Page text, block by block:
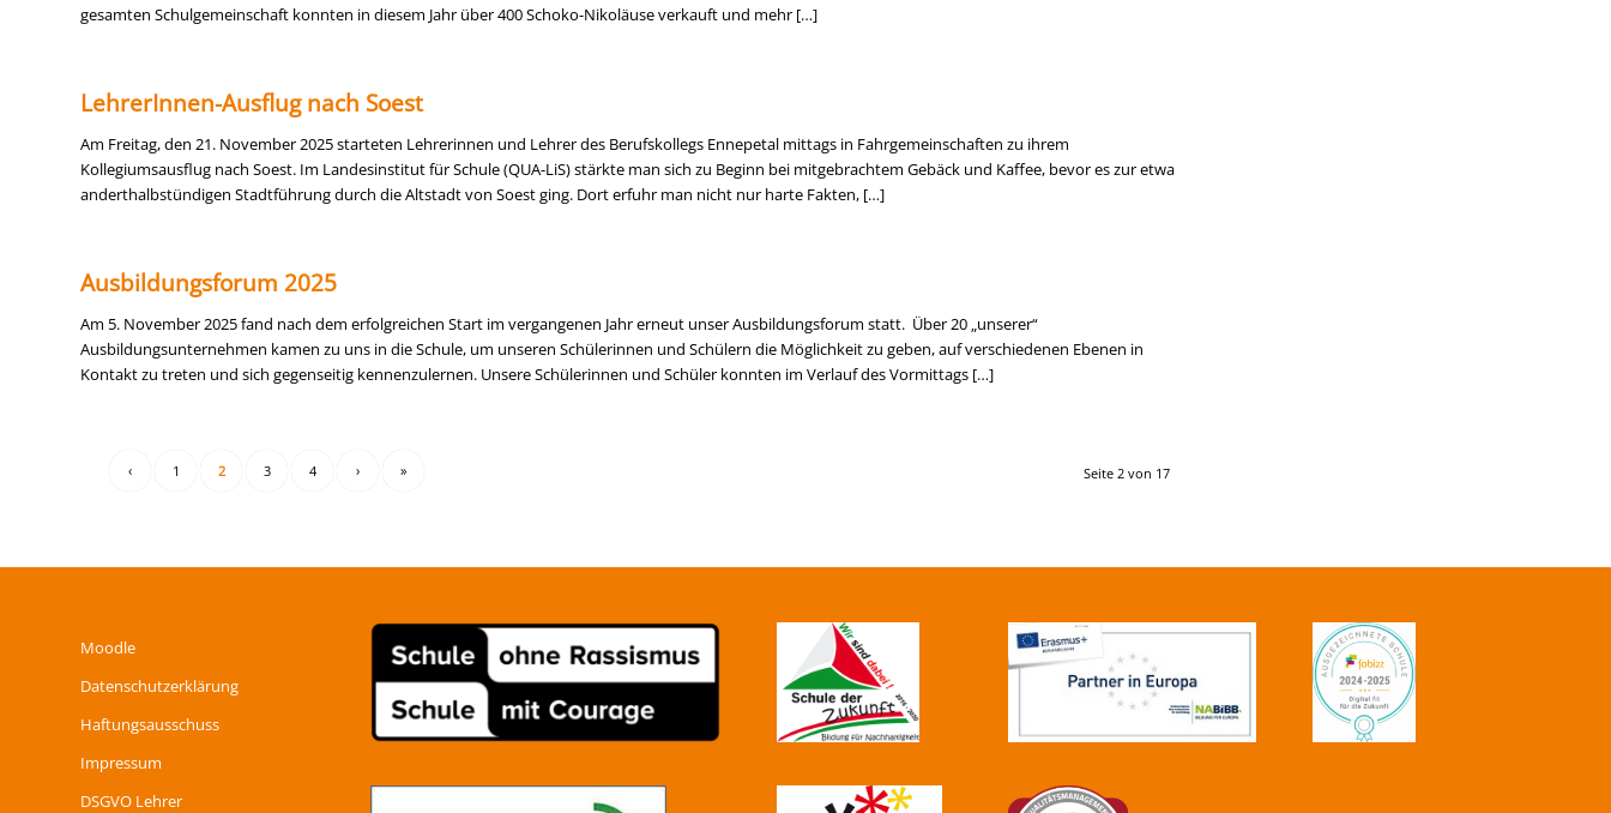
gesamten Schulgemeinschaft konnten in diesem Jahr über 400 Schoko-Nikoläuse verkauft und mehr […]
LehrerInnen-Ausflug nach Soest
Am Freitag, den 21. November 2025 starteten Lehrerinnen und Lehrer des Berufskollegs Ennepetal mittags in Fahrgemeinschaften zu ihrem
Kollegiumsausflug nach Soest. Im Landesinstitut für Schule (QUA-LiS) stärkte man sich zu Beginn bei mitgebrachtem Gebäck und Kaffee, bevor es zur etwa
anderthalbstündigen Stadtführung durch die Altstadt von Soest ging. Dort erfuhr man nicht nur harte Fakten, […]
Ausbildungsforum 2025
Am 5. November 2025 fand nach dem erfolgreichen Start im vergangenen Jahr erneut unser Ausbildungsforum statt. Über 20 „unserer“
Ausbildungsunternehmen kamen zu uns in die Schule, um unseren Schülerinnen und Schülern die Möglichkeit zu geben, auf verschiedenen Ebenen in
Kontakt zu treten und sich gegenseitig kennenzulernen. Unsere Schülerinnen und Schüler konnten im Verlauf des Vormittags […]
Seite 2 von 17
‹ 1 2 3 4 › »
Moodle
Datenschutzerklärung
Haftungsausschuss
Impressum
DSGVO Lehrer